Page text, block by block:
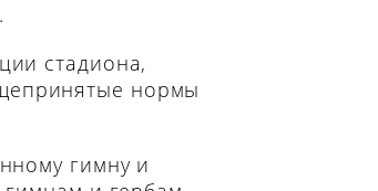
стадиона,
нормы
гимну и